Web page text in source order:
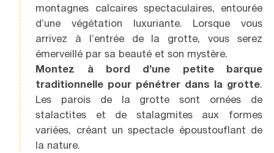
montagnes calcaires spectaculaires, entourée
d’une végétation luxuriante. Lorsque vous
arrivez à l’entrée de la grotte, vous serez
émerveillé par sa beauté et son mystère.
Montez à bord d’une petite barque
traditionnelle pour pénétrer dans la grotte.
Les parois de la grotte sont ornées de
stalactites et de stalagmites aux formes
variées, créant un spectacle époustouflant de
la nature.